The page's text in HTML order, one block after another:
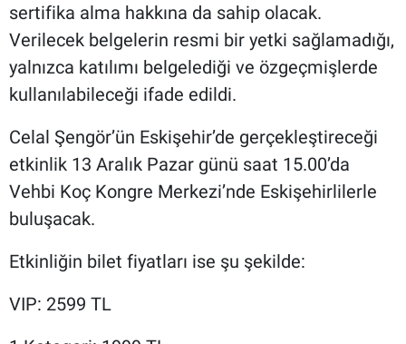
sertifika alma hakkına da sahip olacak.
Verilecek belgelerin resmi bir yetki sağlamadığı,
yalnızca katılımı belgelediği ve özgeçmişlerde
kullanılabileceği ifade edildi.
Celal Şengör’ün Eskişehir’de gerçekleştireceği
etkinlik 13 Aralık Pazar günü saat 15.00’da
Vehbi Koç Kongre Merkezi’nde Eskişehirlilerle
buluşacak.
Etkinliğin bilet fiyatları ise şu şekilde:
VIP: 2599 TL